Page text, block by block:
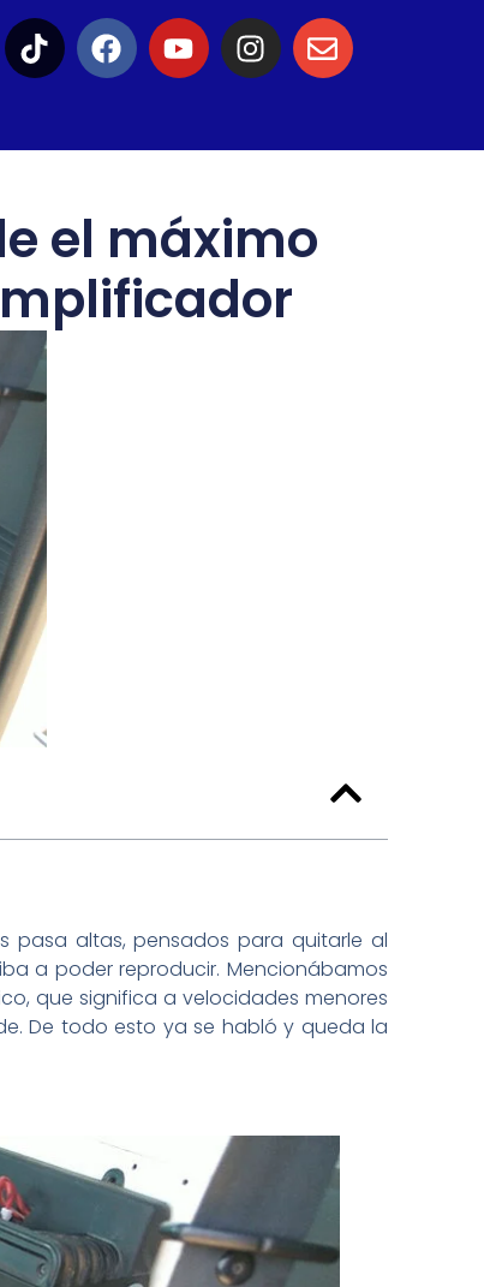
el máximo
pasa altas, pensados para quitarle al
a poder reproducir. Mencionábamos
que significa a velocidades menores
De todo esto ya se habló y queda la